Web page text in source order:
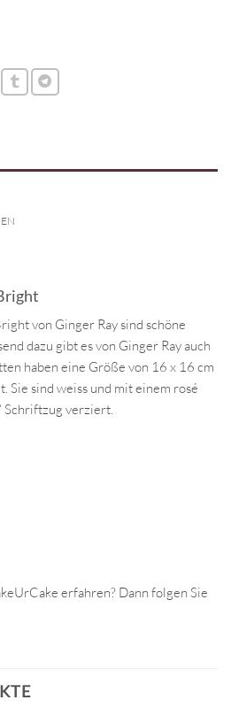
von Ginger Ray sind schöne
dazu gibt es von Ginger Ray auch
haben eine Größe von 16 x 16 cm
Sie sind weiss und mit einem rosé
Schriftzug verziert.
erfahren? Dann folgen Sie